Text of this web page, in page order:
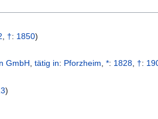
†: 1850)
GmbH,tätig in: Pforzheim,*: 1828, †:
)